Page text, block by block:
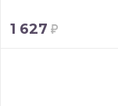
1 627